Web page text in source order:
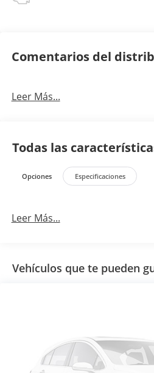
Comentarios del
Leer Más...
Todas las
Opciones Especificaciones
Leer Más...
Vehículos que te pueden